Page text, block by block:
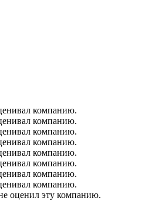
компанию.
компанию.
компанию.
компанию.
компанию.
компанию.
компанию.
компанию.
оценил эту компанию.